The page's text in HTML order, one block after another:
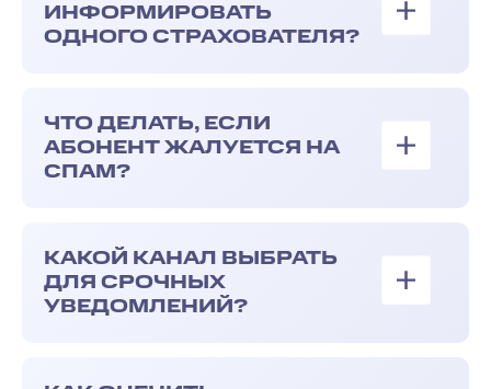
ИНФОРМИРОВАТЬ
ОДНОГО СТРАХОВАТЕЛЯ?
ЧТО ДЕЛАТЬ, ЕСЛИ
АБОНЕНТ ЖАЛУЕТСЯ НА
СПАМ?
КАКОЙ КАНАЛ ВЫБРАТЬ
ДЛЯ СРОЧНЫХ
УВЕДОМЛЕНИЙ?